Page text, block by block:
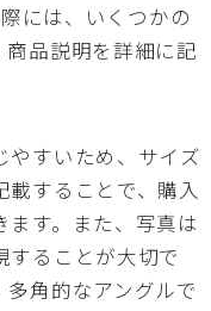
には、いくつかの
品説明を詳細に記
やすいため、サイズ
することで、購入
す。また、写真は
することが大切で
角的なアングルで